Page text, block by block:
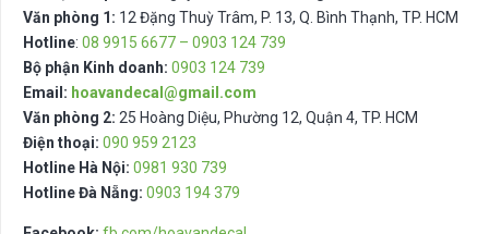
Văn phòng 1: 12 Đặng Thuỳ Trâm, P. 13, Q. Bình Thạnh, TP. HCM
Hotline: 08 9915 6677 – 0903 124 739
Bộ phận Kinh doanh: 0903 124 739
Email: hoavandecal@gmail.com
Văn phòng 2: 25 Hoàng Diệu, Phường 12, Quận 4, TP. HCM
Điện thoại: 090 959 2123
Hotline Hà Nội: 0981 930 739
Hotline Đà Nẵng: 0903 194 379